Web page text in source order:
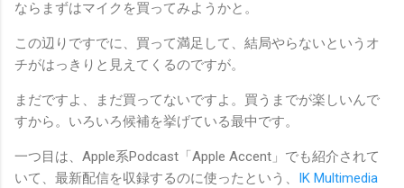
ならまずはマイクを買ってみようかと。
この辺りですでに、買って満足して、結局やらないというオ
チがはっきりと見えてくるのですが。
まだですよ、まだ買ってないですよ。買うまでが楽しいんで
すから。いろいろ候補を挙げている最中です。
一つ目は、Apple系Podcast「Apple Accent」でも紹介されて
いて、最新配信を収録するのに使ったという、 IK Multimedia